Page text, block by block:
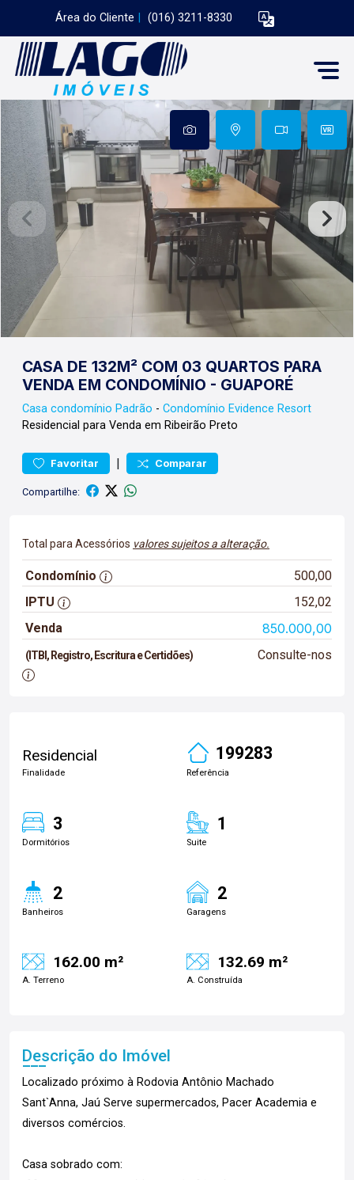
Área do Cliente (016) 3211-8330
CASA DE 132M² COM 03 QUARTOS PARA
VENDA EM CONDOMÍNIO - GUAPORÉ
Casa condomínio Padrão - Condomínio Evidence Resort
Residencial para Venda em Ribeirão Preto
Favoritar | Comparar
Compartilhe:
Total para Acessórios valores sujeitos a alteração.
Condomínio
500,00
IPTU
152,02
Venda
850.000,00
(ITBI, Registro, Escritura e Certidões) Consulte-nos
Residencial
Finalidade
199283
Referência
3
Dormitórios
1
Suite
2
Banheiros
2
Garagens
162.00 m²
A. Terreno
132.69 m²
A. Construída
Descrição do Imóvel
Localizado próximo à Rodovia Antônio Machado
Sant`Anna, Jaú Serve supermercados, Pacer Academia e
diversos comércios.
Casa sobrado com: